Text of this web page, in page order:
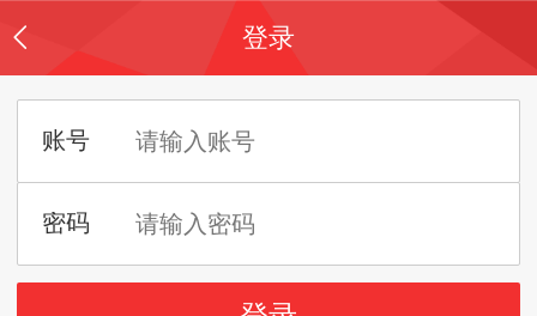
登录